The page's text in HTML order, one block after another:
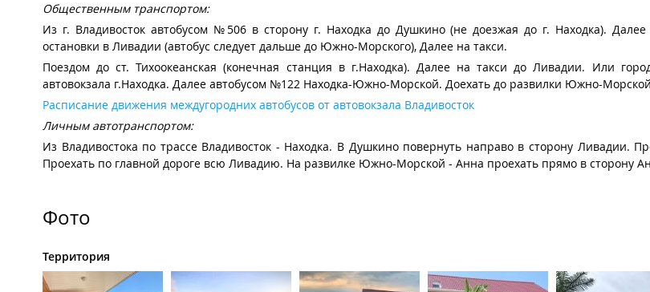
Общественным транспортом:
Из г. Владивосток автобусом №506 в сторону г. Находка до Душкино (не доезжая до г. Находка).
остановки в Ливадии (автобус следует дальше до Южно-Морского), Далее на такси.
Поездом до ст. Тихоокеанская (конечная станция в г.Находка). Далее на такси до Ливадии. Или
автовокзала г.Находка. Далее автобусом №122 Находка-Южно-Морской. Доехать до развилки Южно-
Расписание движения междугородних автобусов от автовокзала Владивосток
Личным автотранспортом:
Из Владивостока по трассе Владивосток - Находка. В Душкино повернуть направо в сторону Ливадии.
Проехать по главной дороге всю Ливадию. На развилке Южно-Морской - Анна проехать прямо в сторону
Фото
Территория